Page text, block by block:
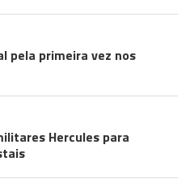
pela primeira vez nos
Hercules para